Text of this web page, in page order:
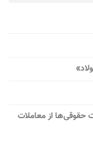
حقوقی‌ها از معاملات